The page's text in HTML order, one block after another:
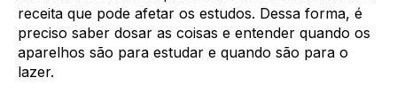
receita que pode afetar os estudos. Dessa forma, é
preciso saber dosar as coisas e entender quando os
aparelhos são para estudar e quando são para o
lazer.